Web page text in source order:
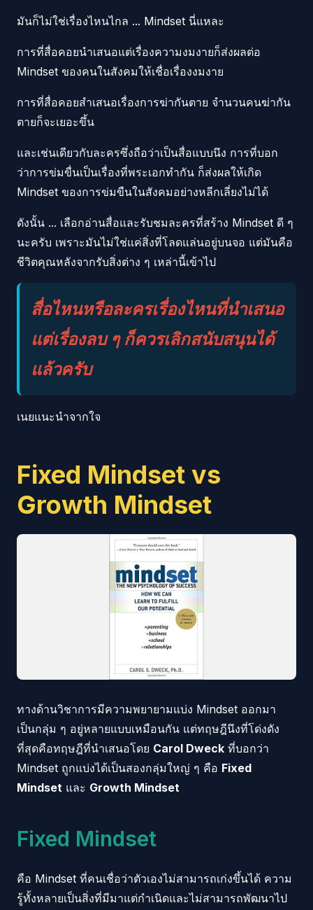
มันก็ไม่ใช่เรื่องไหนไกล ... Mindset นี่แหละ
การที่สื่อคอยนำเสนอแต่เรื่องความงมงายก็ส่งผลต่อ
Mindset ของคนในสังคมให้เชื่อเรื่องงมงาย
การที่สื่อคอยสำเสนอเรื่องการฆ่ากันตาย จำนวนคนฆ่ากัน
ตายก็จะเยอะขึ้น
และเช่นเดียวกับละครซึ่งถือว่าเป็นสื่อแบบนึง การที่บอก
ว่าการข่มขื่นเป็นเรื่องที่พระเอกทำกัน ก็ส่งผลให้เกิด
Mindset ของการข่มขืนในสังคมอย่างหลีกเลี่ยงไม่ได้
ดังนั้น ... เลือกอ่านสื่อและรับชมละครที่สร้าง Mindset ดี ๆ
นะครับ เพราะมันไม่ใช่แค่สิ่งที่โลดแล่นอยู่บนจอ แต่มันคือ
ชีวิตคุณหลังจากรับสิ่งต่าง ๆ เหล่านี้เข้าไป
สื่อไหนหรือละครเรื่องไหนที่นำเสนอ
แต่เรื่องลบ ๆ ก็ควรเลิกสนับสนุนได้
แล้วครับ
เนยแนะนำจากใจ
Fixed Mindset vs
Growth Mindset
ทางด้านวิชาการมีความพยายามแบ่ง Mindset ออกมา
เป็นกลุ่ม ๆ อยู่หลายแบบเหมือนกัน แต่ทฤษฎีนึงที่โด่งดัง
ที่สุดคือทฤษฎีที่นำเสนอโดย Carol Dweck ที่บอกว่า
Mindset ถูกแบ่งได้เป็นสองกลุ่มใหญ่ ๆ คือ Fixed
Mindset และ Growth Mindset
Fixed Mindset
คือ Mindset ที่คนเชื่อว่าตัวเองไม่สามารถเก่งขึ้นได้ ความ
รู้ทั้งหลายเป็นสิ่งที่มีมาแต่กำเนิดและไม่สามารถพัฒนาไป